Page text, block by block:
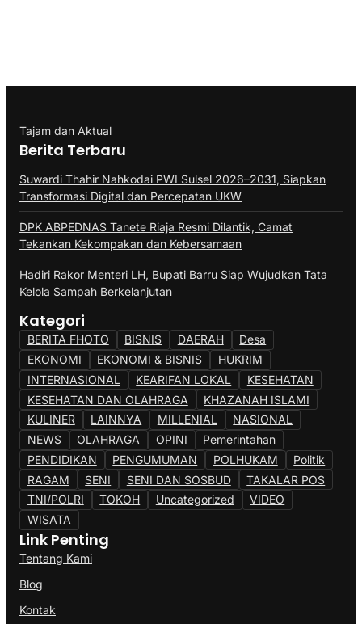
Tajam dan Aktual
Berita Terbaru
Suwardi Thahir Nahkodai PWI Sulsel 2026–2031, Siapkan
Transformasi Digital dan Percepatan UKW
DPK ABPEDNAS Tanete Riaja Resmi Dilantik, Camat
Tekankan Kekompakan dan Kebersamaan
Hadiri Rakor Menteri LH, Bupati Barru Siap Wujudkan Tata
Kelola Sampah Berkelanjutan
Kategori
BERITA FHOTO BISNIS DAERAH
Desa
EKONOMI
EKONOMI & BISNIS
HUKRIM
INTERNASIONAL
KEARIFAN LOKAL
KESEHATAN
KESEHATAN DAN OLAHRAGA
KHAZANAH ISLAMI
KULINER
LAINNYA MILLENIAL
NASIONAL
NEWS
OLAHRAGA OPINI
Pemerintahan
PENDIDIKAN
PENGUMUMAN POLHUKAM
Politik
RAGAM
SENI SENI DAN SOSBUD
TAKALAR POS
TNI/POLRI
TOKOH Uncategorized
VIDEO
WISATA
Link Penting
Tentang Kami
Blog
Kontak